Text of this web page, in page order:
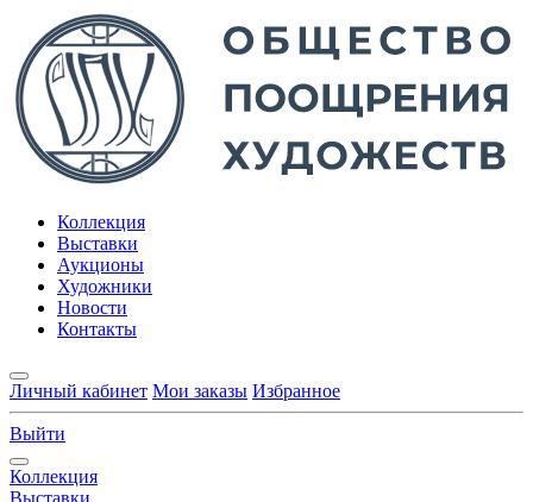
Коллекция
Выставки
Аукционы
Художники
Новости
Контакты
Личный кабинет Мои заказы Избранное
Выйти
Коллекция
Выставки